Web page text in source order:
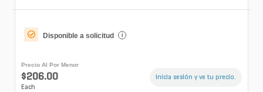
Disponible a solicitud i
Precio Al Por Menor
$206.00
Each
Inicia sesión y ve tu precio.